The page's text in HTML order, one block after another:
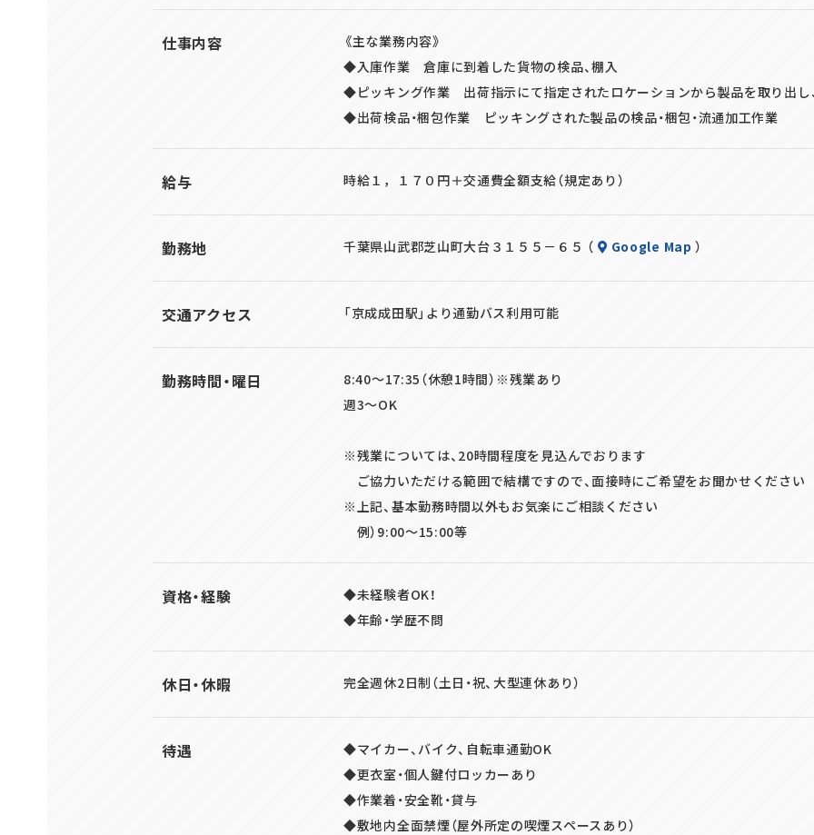
仕事内容
《主な業務内容》
◆入庫作業 倉庫に到着した貨物の検品、棚入
◆ピッキング作業 出荷指示にて指定されたロケーションから製品を取り出し
◆出荷検品・梱包作業 ピッキングされた製品の検品・梱包・流通加工作業
給与 時給１，１７０円＋交通費全額支給（規定あり）
勤務地 千葉県山武郡芝山町大台３１５５－６５ （ Google Map ）
交通アクセス 「京成成田駅」より通勤バス利用可能
勤務時間・曜日
8:40～17:35（休憩1時間）※残業あり
週3～OK
※残業については、20時間程度を見込んでおります
ご協力いただける範囲で結構ですので、面接時にご希望をお聞かせください
※上記、基本勤務時間以外もお気楽にご相談ください
例）9:00～15:00等
資格・経験
◆未経験者OK！
◆年齢・学歴不問
休日・休暇 完全週休2日制（土日・祝、大型連休あり）
待遇
◆マイカー、バイク、自転車通勤OK
◆更衣室・個人鍵付ロッカーあり
◆作業着・安全靴・貸与
◆敷地内全面禁煙（屋外所定の喫煙スペースあり）